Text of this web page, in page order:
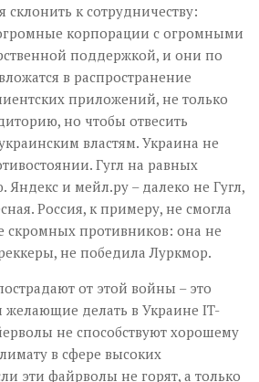
склонить к сотрудничеству:
корпорации с огромными
поддержкой, и они по
в распространение
приложений, не только
но чтобы отвесить
властям. Украина не
Гугл на равных
Яндекс и мейл.ру – далеко не Гугл,
Россия, к примеру, не смогла
скромных противников: она не
не победила Луркмор.
от этой войны – это
делать в Украине IT-
не способствуют хорошему
в сфере высоких
эти файрволы не горят, а только